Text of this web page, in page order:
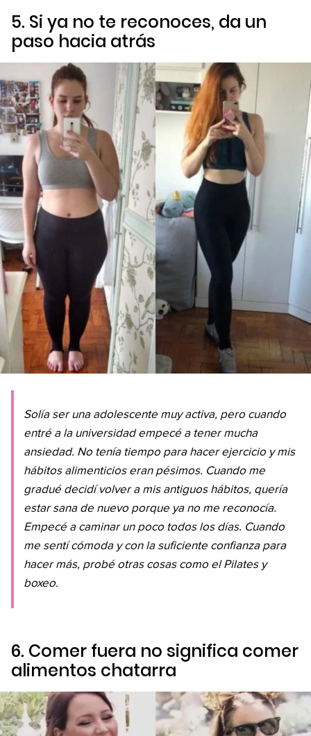
5. Si ya no te reconoces, da un
paso hacia atrás
Solía ser una adolescente muy activa, pero cuando
entré a la universidad empecé a tener mucha
ansiedad. No tenía tiempo para hacer ejercicio y mis
hábitos alimenticios eran pésimos. Cuando me
gradué decidí volver a mis antiguos hábitos, quería
estar sana de nuevo porque ya no me reconocía.
Empecé a caminar un poco todos los días. Cuando
me sentí cómoda y con la suficiente confianza para
hacer más, probé otras cosas como el Pilates y
boxeo.
6. Comer fuera no significa comer
alimentos chatarra